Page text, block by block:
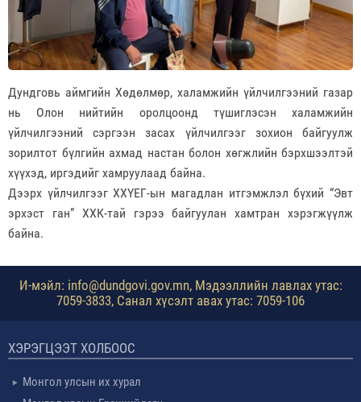
Дундговь аймгийн Хөдөлмөр, халамжийн үйлчилгээний газар
нь Олон нийтийн оролцоонд түшиглэсэн халамжийн
үйлчилгээний сэргээн засах үйлчилгээг зохион байгуулж
зорилтот бүлгийн ахмад настан болон хөгжлийн бэрхшээлтэй
хүүхэд, иргэдийг хамруулаад байна.
Дээрх үйлчилгээг ХХҮЕГ-ын магадлан итгэмжлэл бүхий “Эвт
эрхэст ган” ХХК-тай гэрээ байгуулан хамтран хэрэгжүүлж
байна.
И-мэйл: info@dundgovi.gov.mn, Мэдээллийн лавлах утас:
7059-3833, Санал хүсэлт авах утас: 7059-106
ХЭРЭГЦЭЭТ ХОЛБООС
Монгол улсын их хурал